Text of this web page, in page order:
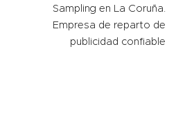
Sampling en La Coruña.
Empresa de reparto de
publicidad confiable